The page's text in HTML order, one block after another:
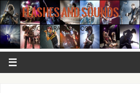
FLASHES AND SOUNDS
MÚSICA PARA LOS OJOS.